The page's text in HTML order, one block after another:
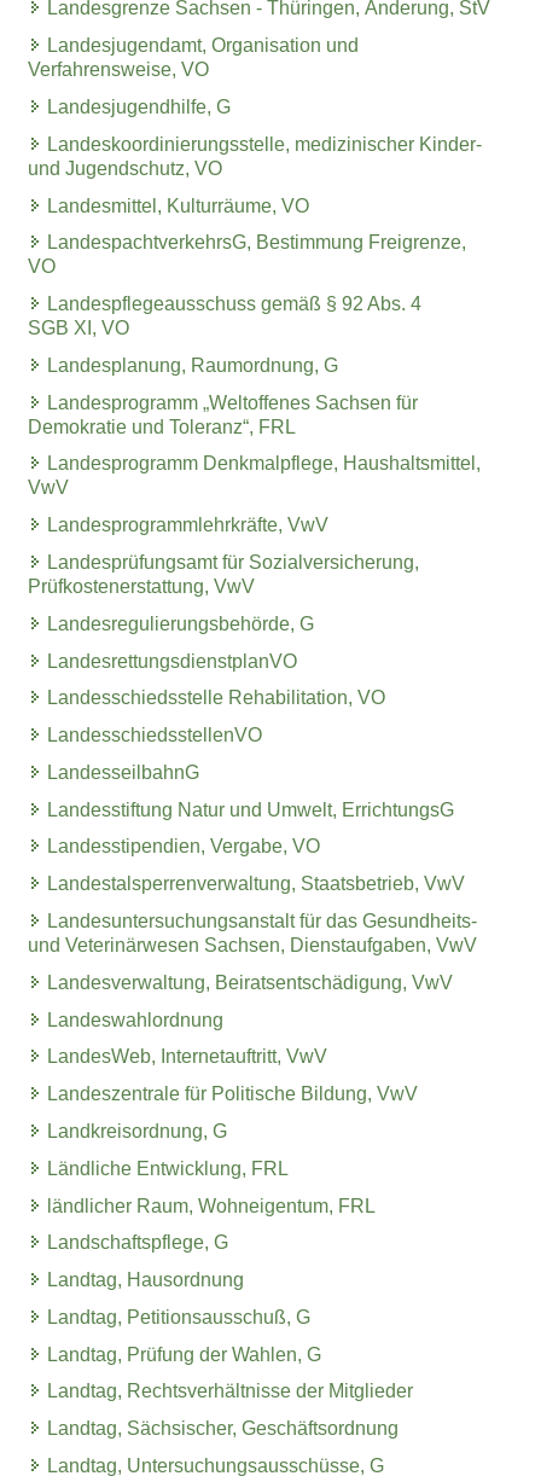
Landesgrenze Sachsen - Thüringen, Änderung, StV
Landesjugendamt, Organisation und
Verfahrensweise, VO
Landesjugendhilfe, G
Landeskoordinierungsstelle, medizinischer Kinder-
und Jugendschutz, VO
Landesmittel, Kulturräume, VO
LandespachtverkehrsG, Bestimmung Freigrenze,
VO
Landespflegeausschuss gemäß § 92 Abs. 4
SGB XI, VO
Landesplanung, Raumordnung, G
Landesprogramm „Weltoffenes Sachsen für
Demokratie und Toleranz“, FRL
Landesprogramm Denkmalpflege, Haushaltsmittel,
VwV
Landesprogrammlehrkräfte, VwV
Landesprüfungsamt für Sozialversicherung,
Prüfkostenerstattung, VwV
Landesregulierungsbehörde, G
LandesrettungsdienstplanVO
Landesschiedsstelle Rehabilitation, VO
LandesschiedsstellenVO
LandesseilbahnG
Landesstiftung Natur und Umwelt, ErrichtungsG
Landesstipendien, Vergabe, VO
Landestalsperrenverwaltung, Staatsbetrieb, VwV
Landesuntersuchungsanstalt für das Gesundheits-
und Veterinärwesen Sachsen, Dienstaufgaben, VwV
Landesverwaltung, Beiratsentschädigung, VwV
Landeswahlordnung
LandesWeb, Internetauftritt, VwV
Landeszentrale für Politische Bildung, VwV
Landkreisordnung, G
Ländliche Entwicklung, FRL
ländlicher Raum, Wohneigentum, FRL
Landschaftspflege, G
Landtag, Hausordnung
Landtag, Petitionsausschuß, G
Landtag, Prüfung der Wahlen, G
Landtag, Rechtsverhältnisse der Mitglieder
Landtag, Sächsischer, Geschäftsordnung
Landtag, Untersuchungsausschüsse, G